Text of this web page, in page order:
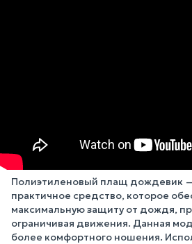
Полиэтиленовый плащ дождевик
практичное средство, которое
максимальную защиту от дождя,
ограничивая движения. Данная
более комфортного ношения.